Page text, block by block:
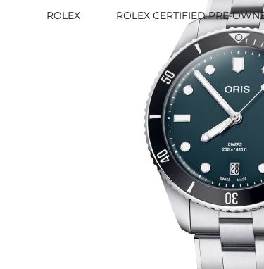
ROLEX ROLEX CERTIFIED PRE-